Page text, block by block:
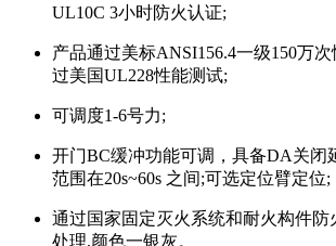
UL10C 3小时防火认证;
产品通过美标ANSI156.4一级150万次
过美国UL228性能测试;
可调度1-6号力;
开门BC缓冲功能可调，具备DA关闭
范围在20s~60s 之间;可选定位臂定位;
通过国家固定灭火系统和耐火构件防
处理,颜色一银灰。